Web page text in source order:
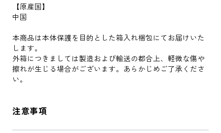
【原産国】
中国
本商品は本体保護を目的とした箱入れ梱包にてお届けいた
します。
外箱につきましては製造および輸送の都合上、軽微な傷や
擦れが生じる場合がございます。あらかじめご了承くださ
い。
注意事項